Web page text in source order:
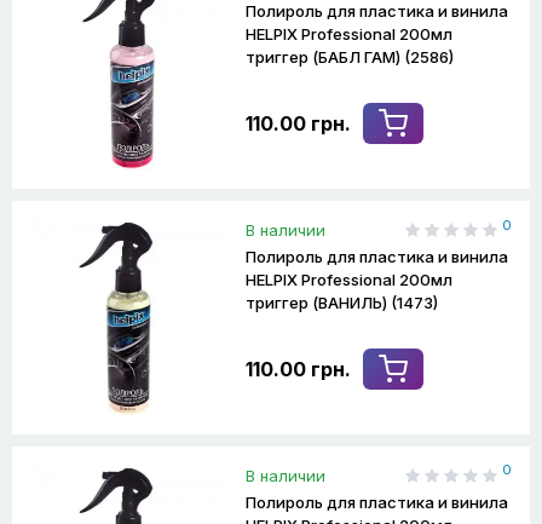
Полироль для пластика и винила
HELPIX Professional 200мл
триггер (БАБЛ ГАМ) (2586)
110.00 грн.
В наличии 0
Полироль для пластика и винила
HELPIX Professional 200мл
триггер (ВАНИЛЬ) (1473)
110.00 грн.
В наличии 0
Полироль для пластика и винила